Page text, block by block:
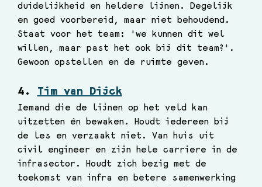
duidelijkheid en heldere lijnen. Degelijk
en goed voorbereid, maar niet behoudend.
Staat voor het team: 'we kunnen dit wel
willen, maar past het ook bij dit team?'.
Gewoon opstellen en de ruimte geven.
4. Tim van Dijck
Iemand die de lijnen op het veld kan
uitzetten én bewaken. Houdt iedereen bij
de les en verzaakt niet. Van huis uit
civil engineer en zijn hele carriere in de
infrasector. Houdt zich bezig met de
toekomst van infra en betere samenwerking